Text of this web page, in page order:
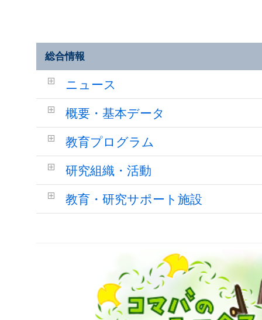
総合情報
ニュース
概要・基本データ
教育プログラム
研究組織・活動
教育・研究サポート施設